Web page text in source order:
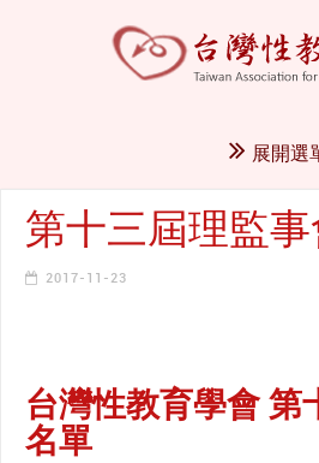
展開選
第十三屆理監
2017-11-23
台灣性教育學會 第
名單